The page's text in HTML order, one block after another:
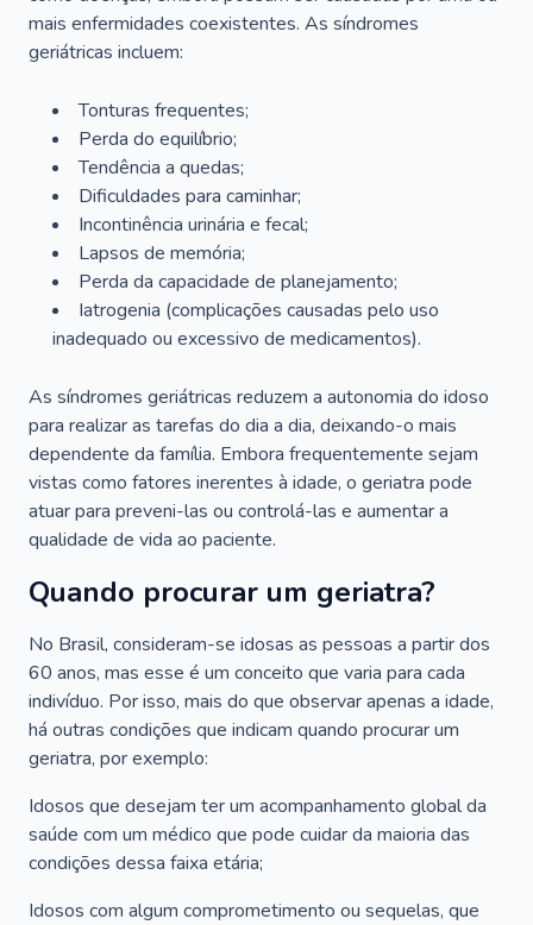
mais enfermidades coexistentes. As síndromes
geriátricas incluem:
Tonturas frequentes;
Perda do equilíbrio;
Tendência a quedas;
Dificuldades para caminhar;
Incontinência urinária e fecal;
Lapsos de memória;
Perda da capacidade de planejamento;
Iatrogenia (complicações causadas pelo uso
inadequado ou excessivo de medicamentos).
As síndromes geriátricas reduzem a autonomia do idoso
para realizar as tarefas do dia a dia, deixando-o mais
dependente da família. Embora frequentemente sejam
vistas como fatores inerentes à idade, o geriatra pode
atuar para preveni-las ou controlá-las e aumentar a
qualidade de vida ao paciente.
Quando procurar um geriatra?
No Brasil, consideram-se idosas as pessoas a partir dos
60 anos, mas esse é um conceito que varia para cada
indivíduo. Por isso, mais do que observar apenas a idade,
há outras condições que indicam quando procurar um
geriatra, por exemplo:
Idosos que desejam ter um acompanhamento global da
saúde com um médico que pode cuidar da maioria das
condições dessa faixa etária;
Idosos com algum comprometimento ou sequelas, que